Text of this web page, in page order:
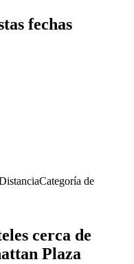
fechas
Categoría de
cerca de
Plaza